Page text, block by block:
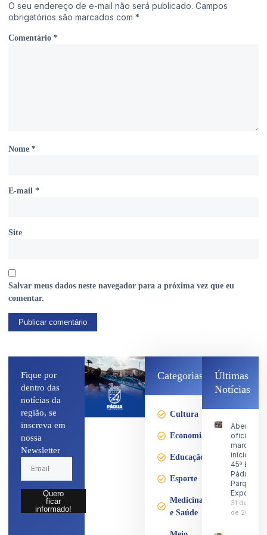
O seu endereço de e-mail não será publicado. Campos
obrigatórios são marcados com *
Comentário *
Nome *
E-mail *
Site
Salvar meus dados neste navegador para a próxima vez que eu
comentar.
Fique por
dentro das
notícias da
região, se
inscreva em
nossa
Newsletter
Quero
ficar
informado!
Categorias
Cultura
Economia
Educação
Esporte
Medicina
e Saúde
Últimas
Notícias
Abertura
oficial
marca o
início da
45ª Expo
Pádua no
Parque de
31 de julho
de 2026